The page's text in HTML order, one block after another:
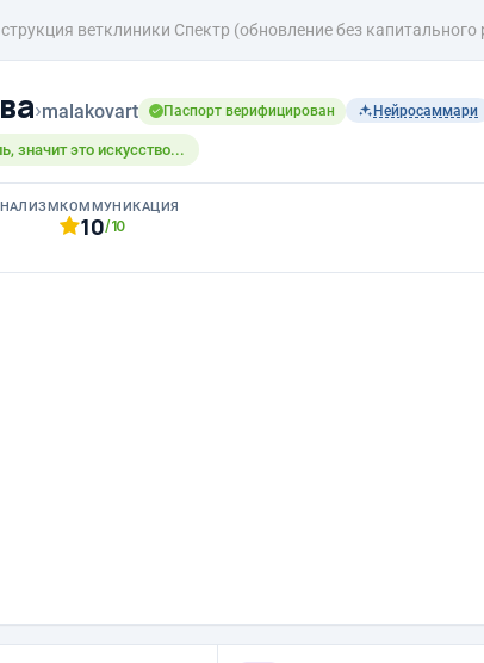
ветклиники Спектр (обновление без
›malakovart Паспорт верифицирован Нейросаммари
значит это искусство...
КОММУНИКАЦИЯ
10/10